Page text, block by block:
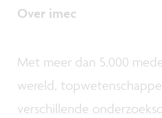
Over imec
Met meer dan 5.000
wereld,
verschillende